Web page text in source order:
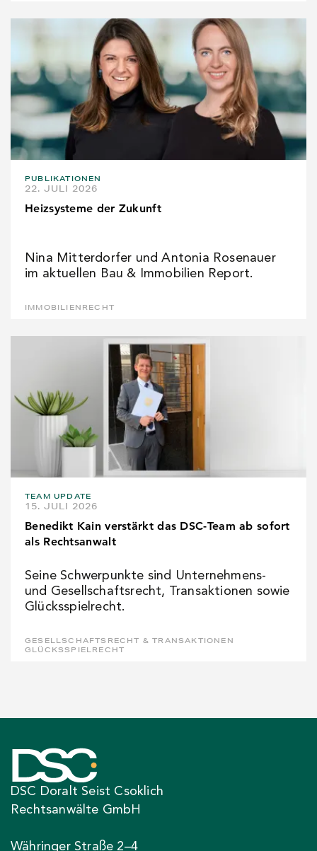
PUBLIKATIONEN
22. JULI 2026
Heizsysteme der Zukunft
Nina Mitterdorfer und Antonia Rosenauer
im aktuellen Bau & Immobilien Report.
IMMOBILIENRECHT
TEAM UPDATE
15. JULI 2026
Benedikt Kain verstärkt das DSC-Team ab sofort
als Rechtsanwalt
Seine Schwerpunkte sind Unternehmens-
und Gesellschaftsrecht, Transaktionen sowie
Glücksspielrecht.
GESELLSCHAFTSRECHT & TRANSAKTIONEN
GLÜCKSSPIELRECHT
DSC Doralt Seist Csoklich
Rechtsanwälte GmbH
Währinger Straße 2–4